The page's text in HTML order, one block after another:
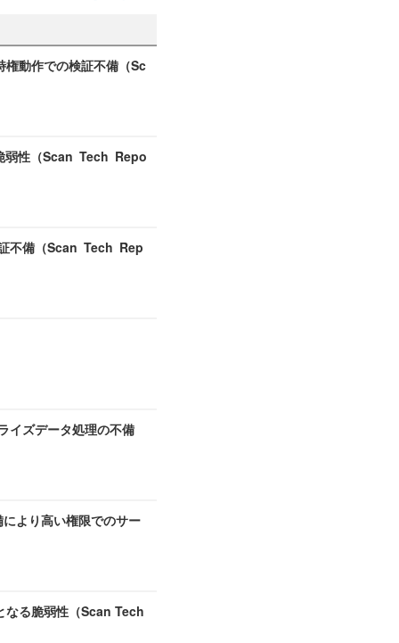
動作での検証不備（Sc
弱性（Scan Tech Repo
不備（Scan Tech Rep
イズデータ処理の不備
より高い権限でのサー
なる脆弱性（Scan Tech